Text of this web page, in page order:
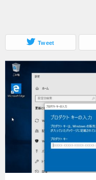
Tweet